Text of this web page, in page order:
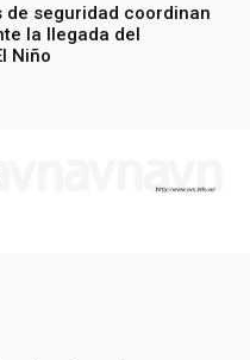
de seguridad coordinan
la llegada del
Niño